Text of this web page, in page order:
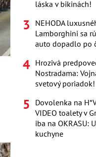
láska v bikinách!
NEHODA
Lamborghini sa
auto dopadlo po
Hrozivá
Nostradama:
svetový
Dovolenka na
VIDEO toalety v
iba na OKRASU:
kuchyne